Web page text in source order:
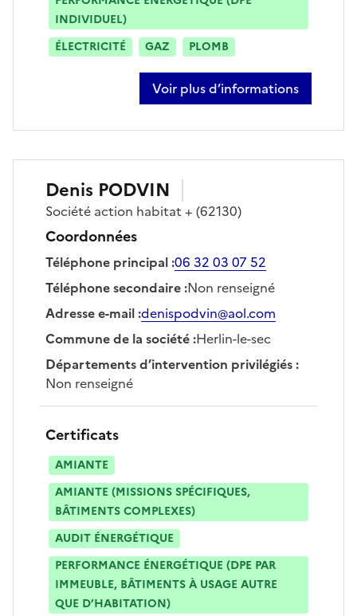
INDIVIDUEL)
ÉLECTRICITÉ
GAZ PLOMB
Voir plus d’informations
sur jean-christophe defoort
Denis PODVIN
Société action habitat + (62130)
Coordonnées
Téléphone principal:06 32 03 07 52
Téléphone secondaire:Non renseigné
Adresse e-mail:denispodvin@aol.com
Commune de la société:Herlin-le-sec
Départements d’intervention privilégiés:
Non renseigné
Certificats
AMIANTE
AMIANTE (MISSIONS SPÉCIFIQUES,
BÂTIMENTS COMPLEXES)
AUDIT ÉNERGÉTIQUE
PERFORMANCE ÉNERGÉTIQUE (DPE PAR
IMMEUBLE, BÂTIMENTS À USAGE AUTRE
QUE D’HABITATION)